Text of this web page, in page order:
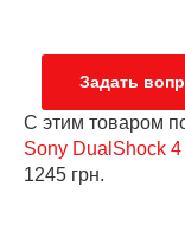
Задать
C этим товаром
Sony DualShock
1245 грн.